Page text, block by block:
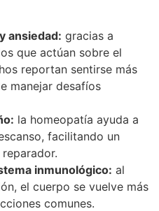
ansiedad: gracias a
que actúan sobre el
reportan sentirse más
manejar desafíos
la homeopatía ayuda a
facilitando un
inmunológico: al
el cuerpo se vuelve más
comunes.